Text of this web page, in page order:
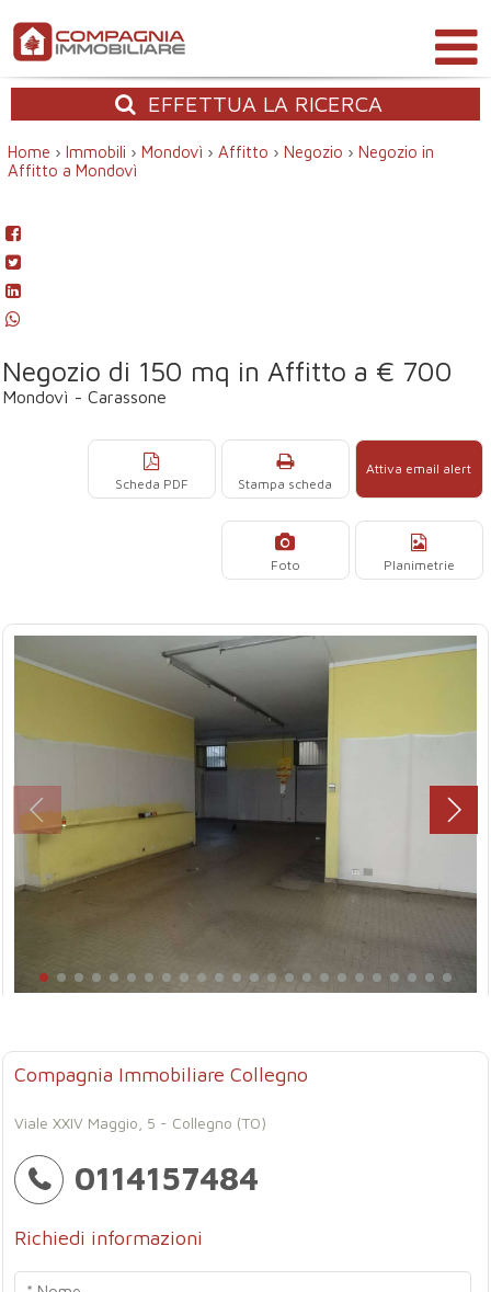
EFFETTUA LA RICERCA
Home › Immobili › Mondovì › Affitto › Negozio › Negozio in
Affitto a Mondovì
Negozio di 150 mq in Affitto a € 700
Mondovì - Carassone
Attiva email alert
Stampa scheda
Scheda PDF
Planimetrie
Foto
Compagnia Immobiliare Collegno
Viale XXIV Maggio, 5 - Collegno (TO)
0114157484
Richiedi informazioni